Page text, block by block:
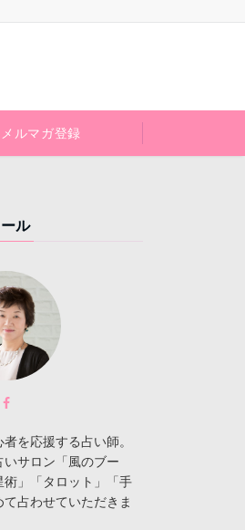
メルマガ登録
ル
を応援する占い師。
サロン「風のブー
」「タロット」「手
占わせていただきま